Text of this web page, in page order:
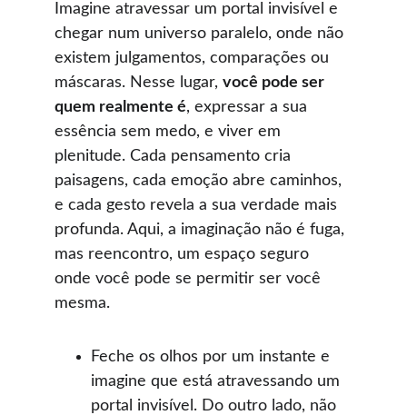
Imagine atravessar um portal invisível e
chegar num universo paralelo, onde não
existem julgamentos, comparações ou
máscaras. Nesse lugar, você pode ser
quem realmente é, expressar a sua
essência sem medo, e viver em
plenitude. Cada pensamento cria
paisagens, cada emoção abre caminhos,
e cada gesto revela a sua verdade mais
profunda. Aqui, a imaginação não é fuga,
mas reencontro, um espaço seguro
onde você pode se permitir ser você
mesma.
Feche os olhos por um instante e
imagine que está atravessando um
portal invisível. Do outro lado, não